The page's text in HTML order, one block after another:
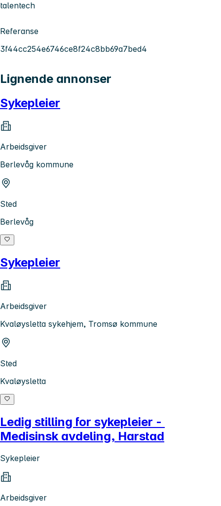
talentech
Referanse
3f44cc254e6746ce8f24c8bb69a7bed4
Lignende annonser
Sykepleier
Arbeidsgiver
Berlevåg kommune
Sted
Berlevåg
Sykepleier
Arbeidsgiver
Kvaløysletta sykehjem, Tromsø kommune
Sted
Kvaløysletta
Ledig stilling for sykepleier -
Medisinsk avdeling, Harstad
Sykepleier
Arbeidsgiver